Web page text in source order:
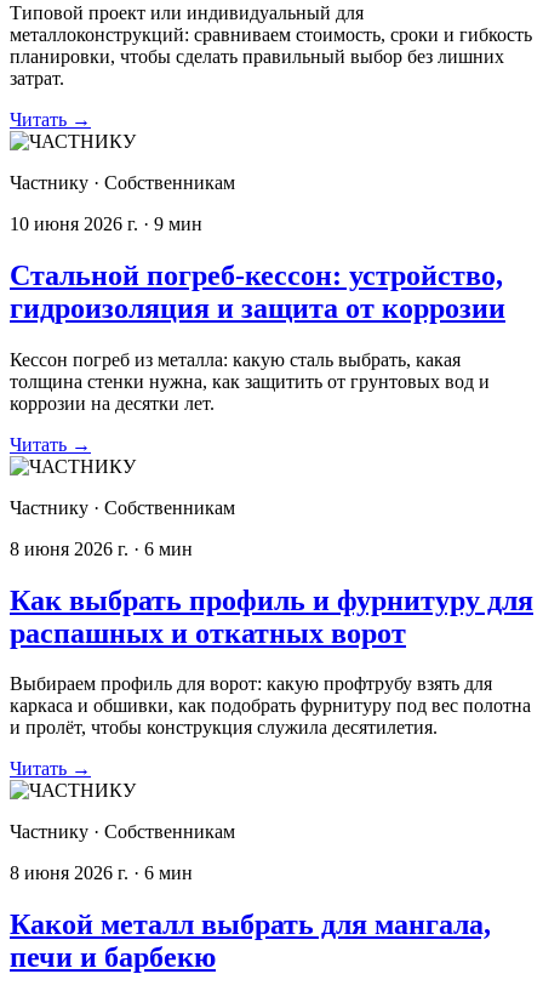
Типовой проект или индивидуальный для
металлоконструкций: сравниваем стоимость, сроки и гибкость
планировки, чтобы сделать правильный выбор без лишних
затрат.
Читать →
Частнику · Собственникам
10 июня 2026 г. · 9 мин
Стальной погреб-кессон: устройство,
гидроизоляция и защита от коррозии
Кессон погреб из металла: какую сталь выбрать, какая
толщина стенки нужна, как защитить от грунтовых вод и
коррозии на десятки лет.
Читать →
Частнику · Собственникам
8 июня 2026 г. · 6 мин
Как выбрать профиль и фурнитуру для
распашных и откатных ворот
Выбираем профиль для ворот: какую профтрубу взять для
каркаса и обшивки, как подобрать фурнитуру под вес полотна
и пролёт, чтобы конструкция служила десятилетия.
Читать →
Частнику · Собственникам
8 июня 2026 г. · 6 мин
Какой металл выбрать для мангала,
печи и барбекю